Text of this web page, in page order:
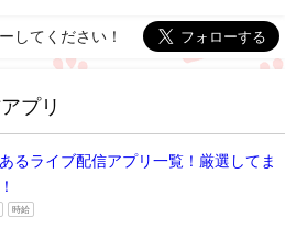
してください！
プリ
るライブ配信アプリ一覧！厳選してま
時給